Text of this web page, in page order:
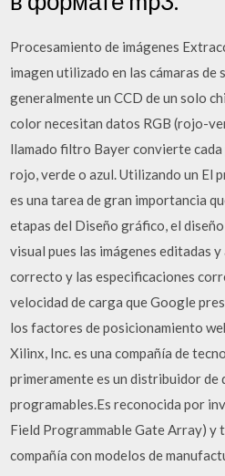
Procesamiento de imágenes
imagen utilizado en las cámaras de
generalmente un CCD de un solo
color necesitan datos RGB (rojo-
llamado filtro Bayer convierte cada
rojo, verde o azul. Utilizando un El
es una tarea de gran importancia
etapas del Diseño gráfico, el
visual pues las imágenes editadas
correcto y las especificaciones
velocidad de carga que Google
los factores de posicionamiento
Xilinx, Inc. es una compañía de
primeramente es un distribuidor
programables.Es reconocida por
Field Programmable Gate Array) y
compañía con modelos de